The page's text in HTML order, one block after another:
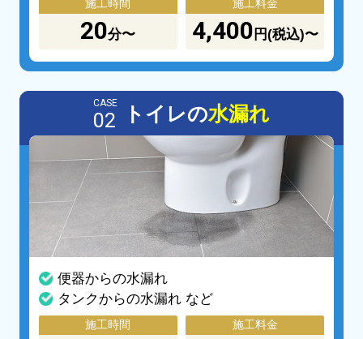
施工時間
20分〜
施工料金
4,400 円(税込)〜
CASE
02 トイレの水漏れ
便器からの水漏れ
タンクからの水漏れ など
施工時間 施工料金